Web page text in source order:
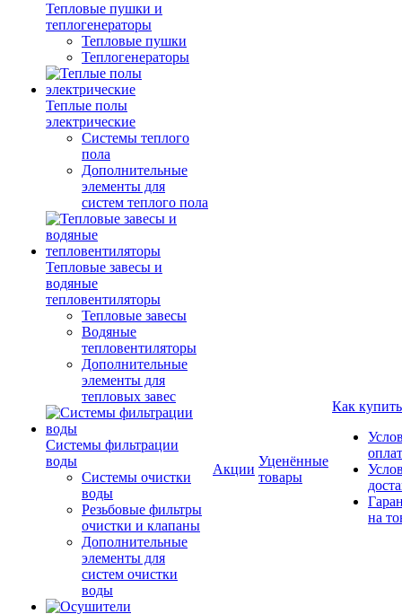
Тепловые пушки и
теплогенераторы
Тепловые пушки
Теплогенераторы
Теплые полы
электрические
Системы теплого
пола
Дополнительные
элементы для
систем теплого пола
Тепловые завесы и
водяные
тепловентиляторы
Тепловые завесы
Водяные
тепловентиляторы
Дополнительные
элементы для
тепловых завес
Системы фильтрации
воды
Системы очистки
воды
Резьбовые фильтры
очистки и клапаны
Дополнительные
элементы для
систем очистки
воды
Акции
Уценённые
товары
Как купить
на